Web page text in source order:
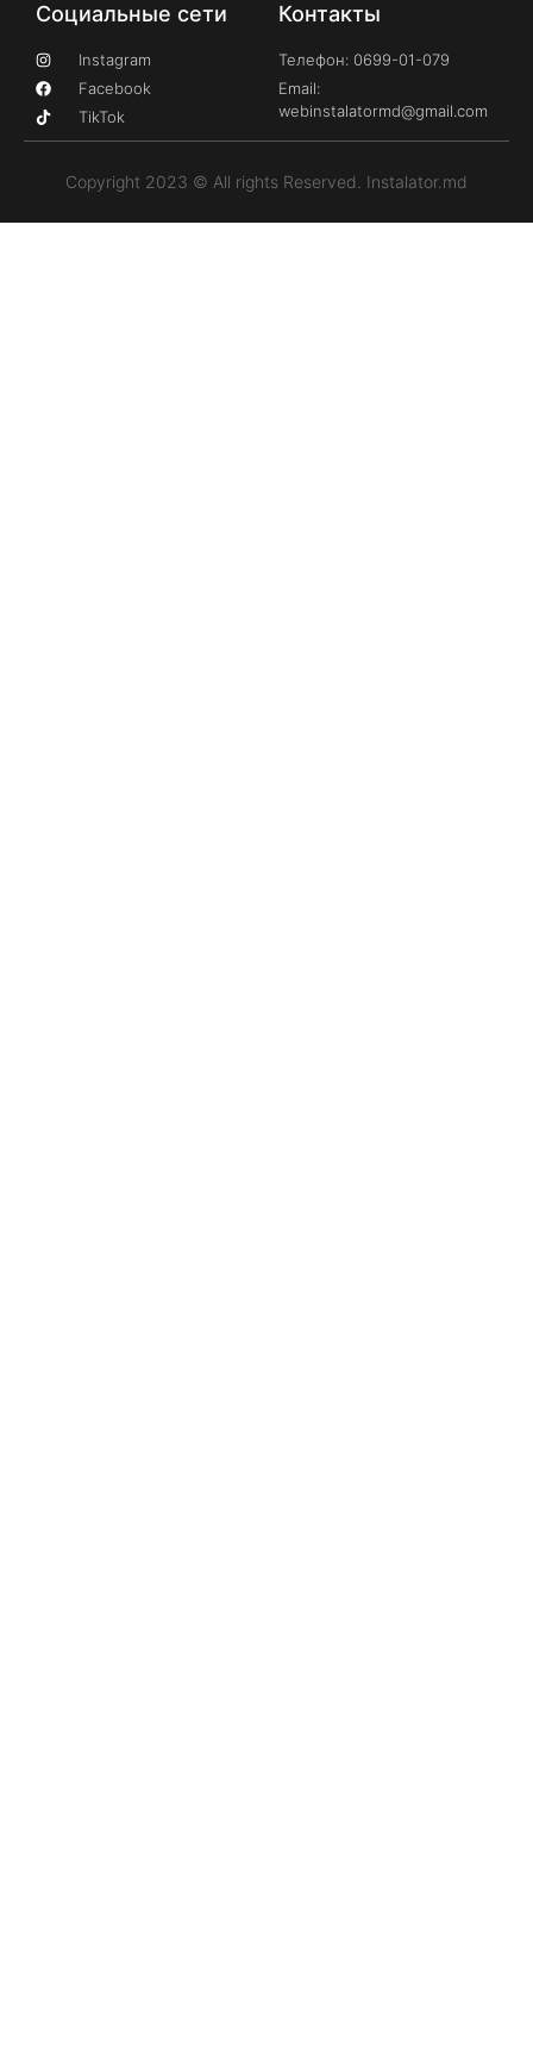
Социальные сети
Instagram
Facebook
TikTok
Контакты
Телефон: 0699-01-079
Email:
webinstalatormd@gmail.com
Copyright 2023 © All rights Reserved. Instalator.md